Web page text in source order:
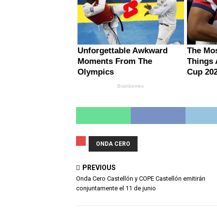
ONDA CERO
PREVIOUS
Onda Cero Castellón y COPE Castellón emitirán
conjuntamente el 11 de junio